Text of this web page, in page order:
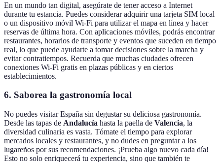
En un mundo tan digital, asegúrate de tener acceso a Internet
durante tu estancia. Puedes considerar adquirir una tarjeta SIM local
o un dispositivo móvil Wi-Fi para utilizar el mapa en línea y hacer
reservas de última hora. Con aplicaciones móviles, podrás encontrar
restaurantes, horarios de transporte y eventos que suceden en tiempo
real, lo que puede ayudarte a tomar decisiones sobre la marcha y
evitar contratiempos. Recuerda que muchas ciudades ofrecen
conexiones Wi-Fi gratis en plazas públicas y en ciertos
establecimientos.
6. Saborea la gastronomía local
No puedes visitar España sin degustar su deliciosa gastronomía.
Desde las tapas de Andalucía hasta la paella de Valencia, la
diversidad culinaria es vasta. Tómate el tiempo para explorar
mercados locales y restaurantes, y no dudes en preguntar a los
lugareños por sus recomendaciones. ¡Prueba algo nuevo cada día!
Esto no solo enriquecerá tu experiencia, sino que también te